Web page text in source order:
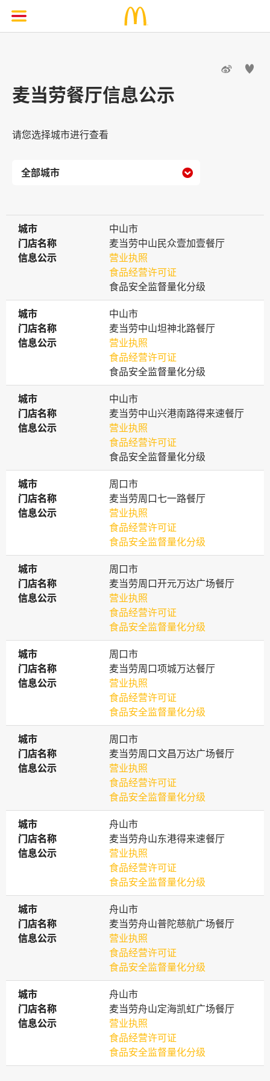
 
麦当劳餐厅信息公示
请您选择城市进行查看

城市
城市
中山市
门店名称
门店名称
麦当劳中山民众壹加壹餐厅
信息公示
信息公示
营业执照
食品经营许可证
食品安全监督量化分级
城市
城市
中山市
门店名称
门店名称
麦当劳中山坦神北路餐厅
信息公示
信息公示
营业执照
食品经营许可证
食品安全监督量化分级
城市
城市
中山市
门店名称
门店名称
麦当劳中山兴港南路得来速餐厅
信息公示
信息公示
营业执照
食品经营许可证
食品安全监督量化分级
城市
城市
周口市
门店名称
门店名称
麦当劳周口七一路餐厅
信息公示
信息公示
营业执照
食品经营许可证
食品安全监督量化分级
城市
城市
周口市
门店名称
门店名称
麦当劳周口开元万达广场餐厅
信息公示
信息公示
营业执照
食品经营许可证
食品安全监督量化分级
城市
城市
周口市
门店名称
门店名称
麦当劳周口项城万达餐厅
信息公示
信息公示
营业执照
食品经营许可证
食品安全监督量化分级
城市
城市
周口市
门店名称
门店名称
麦当劳周口文昌万达广场餐厅
信息公示
信息公示
营业执照
食品经营许可证
食品安全监督量化分级
城市
城市
舟山市
门店名称
门店名称
麦当劳舟山东港得来速餐厅
信息公示
信息公示
营业执照
食品经营许可证
食品安全监督量化分级
城市
城市
舟山市
门店名称
门店名称
麦当劳舟山普陀慈航广场餐厅
信息公示
信息公示
营业执照
食品经营许可证
食品安全监督量化分级
城市
城市
舟山市
门店名称
门店名称
麦当劳舟山定海凯虹广场餐厅
信息公示
信息公示
营业执照
食品经营许可证
食品安全监督量化分级